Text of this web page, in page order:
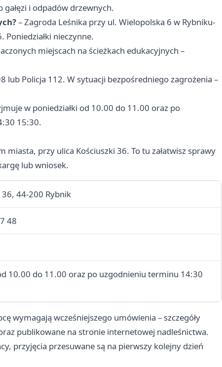
i odpadów drzewnych.
– Zagroda Leśnika przy ul. Wielopolska 6 w Rybniku-
nieczynne.
miejscach na ścieżkach edukacyjnych –
lub Policja 112. W sytuacji bezpośredniego zagrożenia –
w poniedziałki od 10.00 do 11.00 oraz po
15:30.
przy ulica Kościuszki 36. To tu załatwisz sprawy
lub wniosek.
36, 44-200 Rybnik
48
10.00 do 11.00 oraz po uzgodnieniu terminu 14:30
wymagają wcześniejszego umówienia – szczegóły
publikowane na stronie internetowej nadleśnictwa.
przyjęcia przesuwane są na pierwszy kolejny dzień